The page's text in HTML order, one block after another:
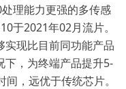
理能力更强的多传感
于2021年02月流片。
实现比目前同功能产品
下，为终端产品提升5-
，远优于传统芯片。